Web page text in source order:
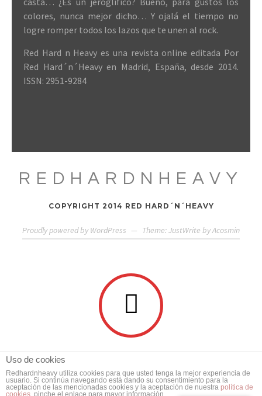
colores, nunca mejor dicho… Y ojalá el tiempo no
logre romper todos los lazos que te unen al rock.
Red Hard n Heavy es una revista online editada Por
Red Hard´n´Heavy en Madrid, España, desde 2014.
ISSN: 2951-9284
REDHARDNHEAVY
COPYRIGHT 2014 RED HARD´N´HEAVY
Proudly powered by WordPress — Theme: JustWrite byAcosmin
Uso de cookies
Redhardnheavy utiliza cookies para que usted tenga la mejor experiencia de
usuario. Si continúa navegando está dando su consentimiento para la
aceptación de las mencionadas cookies y la aceptación de nuestra política de
cookies , pinche el enlace para mayor información.